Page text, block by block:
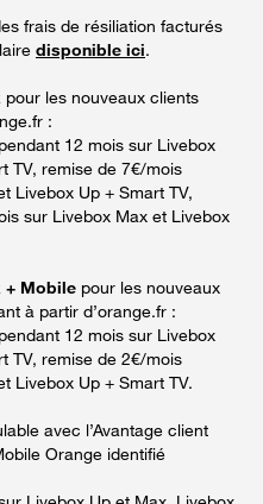
frais de résiliation facturés
disponible ici.
pour les nouveaux clients
:
12 mois sur Livebox
TV, remise de 7€/mois
Livebox Up + Smart TV,
sur Livebox Max et Livebox
+ Mobile pour les nouveaux
à partir d’orange.fr :
12 mois sur Livebox
TV, remise de 2€/mois
Livebox Up + Smart TV.
avec l’Avantage client
Orange identifié